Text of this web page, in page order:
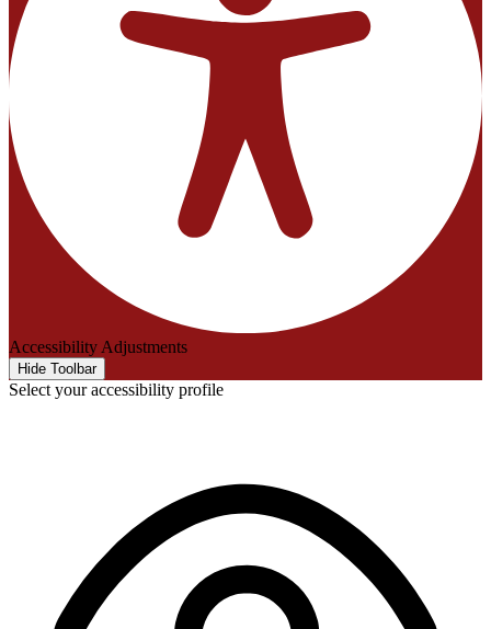
Accessibility Adjustments
Hide Toolbar
Select your accessibility profile